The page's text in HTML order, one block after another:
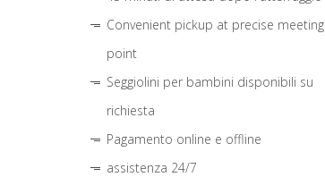
Convenient pickup at precise meeting
point
Seggiolini per bambini disponibili su
richiesta
Pagamento online e offline
assistenza 24/7